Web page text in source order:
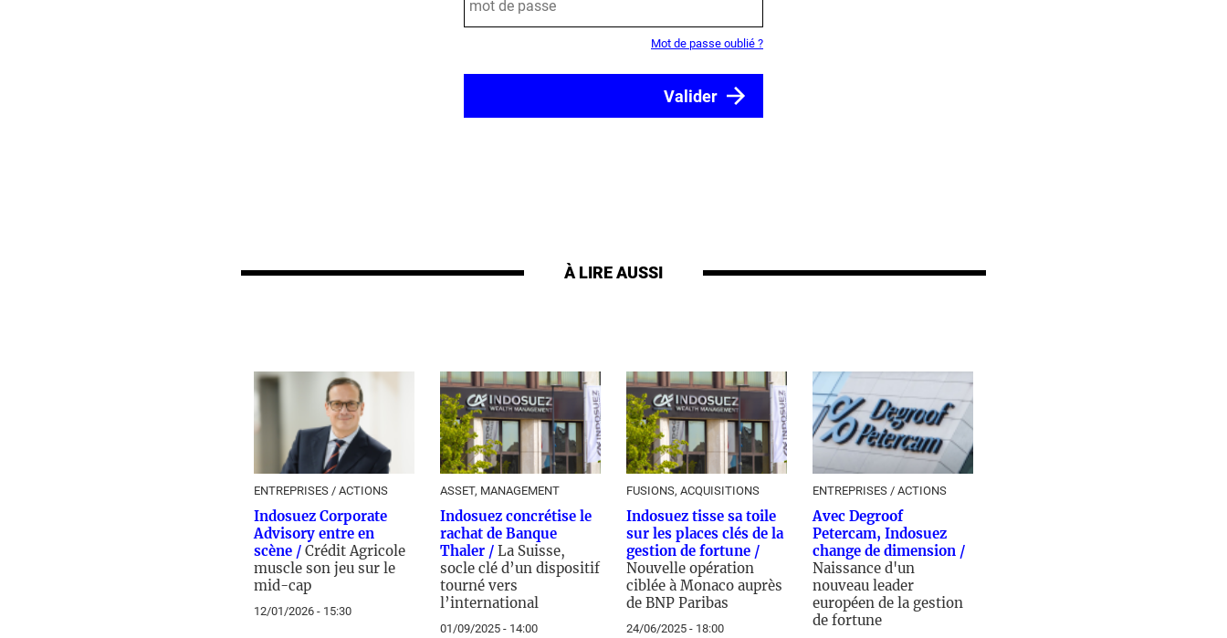
Mot de passe oublié ?
À LIRE AUSSI
ENTREPRISES / ACTIONS
Indosuez Corporate
Advisory entre en
scène / Crédit Agricole
muscle son jeu sur le
mid-cap
12/01/2026 - 15:30
ASSET, MANAGEMENT
Indosuez concrétise le
rachat de Banque
Thaler / La Suisse,
socle clé d’un dispositif
tourné vers
l’international
01/09/2025 - 14:00
FUSIONS, ACQUISITIONS
Indosuez tisse sa toile
sur les places clés de la
gestion de fortune /
Nouvelle opération
ciblée à Monaco auprès
de BNP Paribas
24/06/2025 - 18:00
ENTREPRISES / ACTIONS
Avec Degroof
Petercam, Indosuez
change de dimension /
Naissance d'un
nouveau leader
européen de la gestion
de fortune